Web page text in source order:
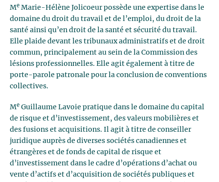
Me Marie-Hélène Jolicoeur possède une expertise dans le
domaine du droit du travail et de l’emploi, du droit de la
santé ainsi qu’en droit de la santé et sécurité du travail.
Elle plaide devant les tribunaux administratifs et de droit
commun, principalement au sein de la Commission des
lésions professionnelles. Elle agit également à titre de
porte-parole patronale pour la conclusion de conventions
collectives.
Me Guillaume Lavoie pratique dans le domaine du capital
de risque et d’investissement, des valeurs mobilières et
des fusions et acquisitions. Il agit à titre de conseiller
juridique auprès de diverses sociétés canadiennes et
étrangères et de fonds de capital de risque et
d’investissement dans le cadre d’opérations d’achat ou
vente d’actifs et d’acquisition de sociétés publiques et